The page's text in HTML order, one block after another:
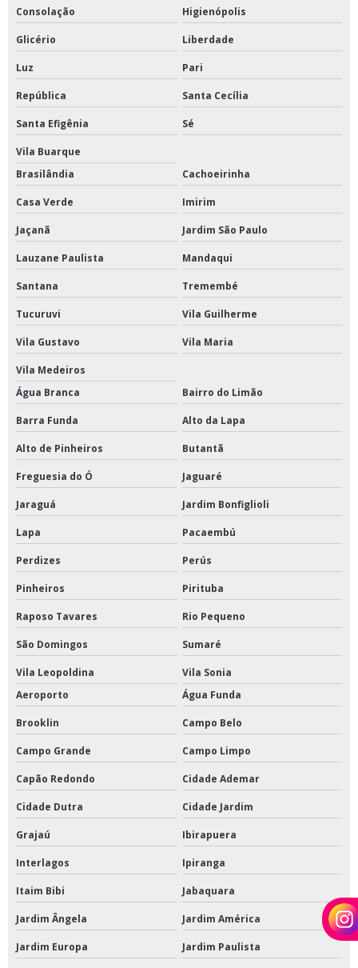
Consolação Higienópolis
Glicério Liberdade
Luz Pari
República Santa Cecília
Santa Efigênia Sé
Vila Buarque
Brasilândia
Cachoeirinha
Casa Verde Imirim
Jaçanã Jardim São Paulo
Lauzane Paulista Mandaqui
Santana Tremembé
Tucuruvi Vila Guilherme
Vila Gustavo Vila Maria
Vila Medeiros
Água Branca
Bairro do Limão
Barra Funda Alto da Lapa
Alto de Pinheiros Butantã
Freguesia do Ó Jaguaré
Jaraguá Jardim Bonfiglioli
Lapa Pacaembú
Perdizes Perús
Pinheiros Pirituba
Raposo Tavares Rio Pequeno
São Domingos Sumaré
Vila Leopoldina
Vila Sonia
Aeroporto
Água Funda
Brooklin Campo Belo
Campo Grande Campo Limpo
Capão Redondo Cidade Ademar
Cidade Dutra Cidade Jardim
Grajaú Ibirapuera
Interlagos Ipiranga
Itaim Bibi Jabaquara
Jardim Ângela Jardim América
Jardim Europa Jardim Paulista